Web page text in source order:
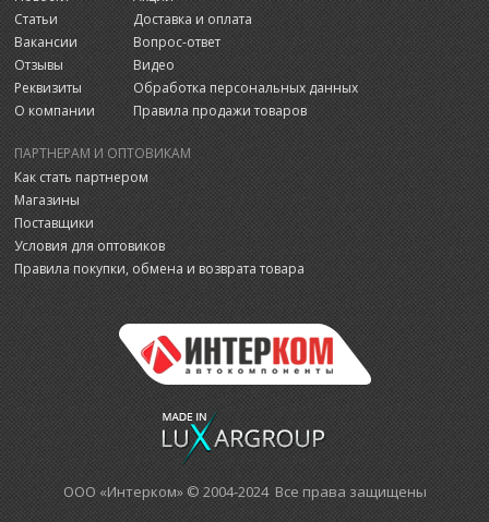
Статьи
Вакансии
Отзывы
Реквизиты
О компании
Доставка и оплата
Вопрос-ответ
Видео
Обработка персональных данных
Правила продажи товаров
ПАРТНЕРАМ И ОПТОВИКАМ
Как стать партнером
Магазины
Поставщики
Условия для оптовиков
Правила покупки, обмена и возврата товара
ООО «Интерком» © 2004-2024 Все права защищены